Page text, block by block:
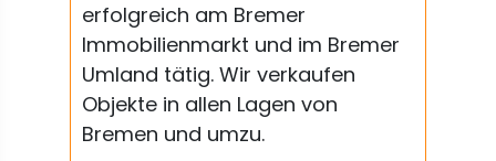
erfolgreich am Bremer
Immobilienmarkt und im Bremer
Umland tätig. Wir verkaufen
Objekte in allen Lagen von
Bremen und umzu.